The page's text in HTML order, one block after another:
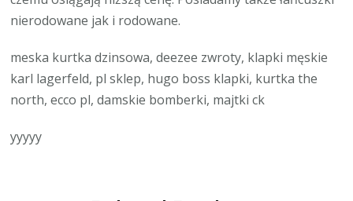
nierodowane jak i rodowane.
meska kurtka dzinsowa, deezee zwroty, klapki męskie
karl lagerfeld, pl sklep, hugo boss klapki, kurtka the
north, ecco pl, damskie bomberki, majtki ck
yyyyy